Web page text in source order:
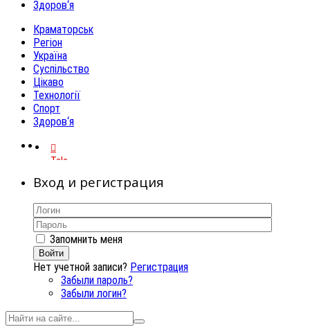
Здоров‘я
Краматорськ
Регіон
Україна
Суспільство
Цікаво
Технології
Спорт
Здоров‘я
Telegram
Вход и регистрация
Запомнить меня
Войти
Нет учетной записи? Регистрация
Забыли пароль?
Забыли логин?